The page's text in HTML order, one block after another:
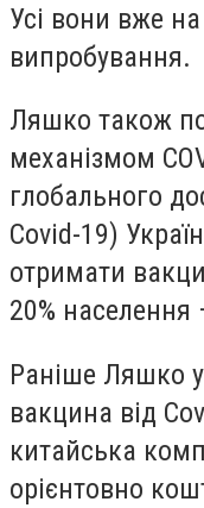
Усі вони вже на
випробування.
Ляшко також
механізмом
глобального
Covid-19)
отримати
20% населення
Раніше Ляшко
вакцина від
китайська
орієнтовно